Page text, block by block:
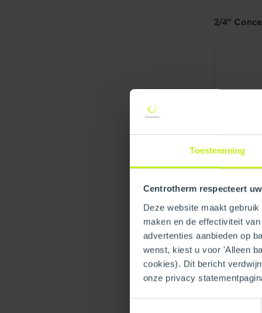
Toestemming
Centrotherm respecteert
Deze website maakt
maken en de effectiviteit
advertenties aanbieden op
wenst, kiest u voor 'Alleen
cookies). Dit bericht
onze privacy
2/4"
2/4"